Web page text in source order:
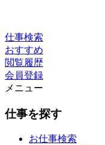
仕事検索
おすすめ
閲覧履歴
会員登録
メニュー
仕事を探す
お仕事検索